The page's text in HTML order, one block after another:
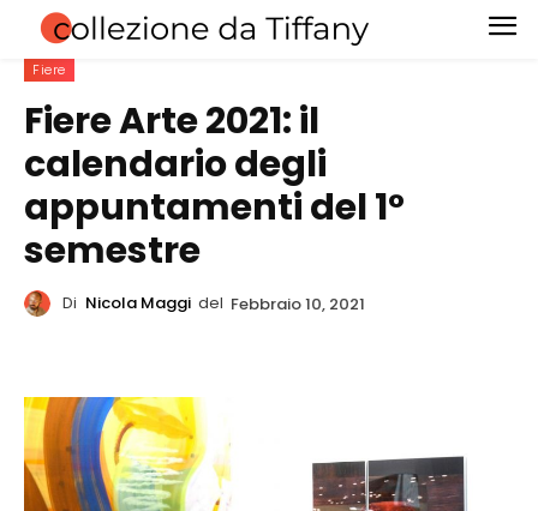
Fiere
Fiere Arte 2021: il
calendario degli
appuntamenti del 1°
semestre
Di Nicola Maggi del Febbraio 10, 2021